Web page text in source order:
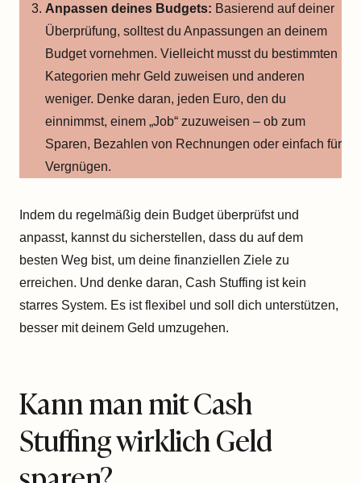
Anpassen deines Budgets: Basierend auf deiner
Überprüfung, solltest du Anpassungen an deinem
Budget vornehmen. Vielleicht musst du bestimmten
Kategorien mehr Geld zuweisen und anderen
weniger. Denke daran, jeden Euro, den du
einnimmst, einem „Job“ zuzuweisen – ob zum
Sparen, Bezahlen von Rechnungen oder einfach für
Vergnügen.
Indem du regelmäßig dein Budget überprüfst und
anpasst, kannst du sicherstellen, dass du auf dem
besten Weg bist, um deine finanziellen Ziele zu
erreichen. Und denke daran, Cash Stuffing ist kein
starres System. Es ist flexibel und soll dich unterstützen,
besser mit deinem Geld umzugehen.
Kann man mit Cash
Stuffing wirklich Geld